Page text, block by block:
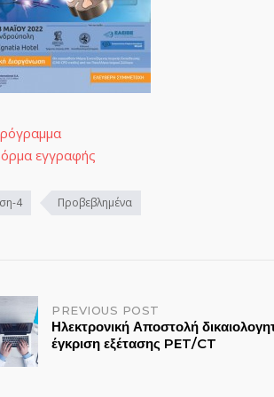
εγγραφής
4 Προβεβλημένα
PREVIOUS POST
Ηλεκτρονική Αποστολή
έγκριση εξέτασης PET/CT